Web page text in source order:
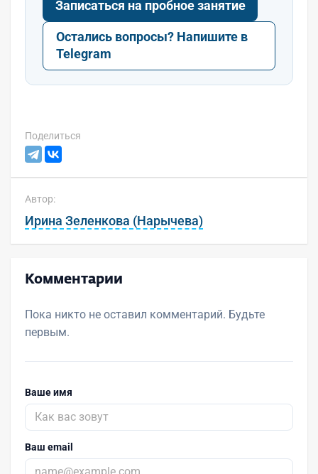
Записаться на пробное занятие
Остались вопросы? Напишите в
Telegram
Поделиться
Автор:
Ирина Зеленкова (Нарычева)
Комментарии
Пока никто не оставил комментарий. Будьте
первым.
Ваше имя
Ваш email